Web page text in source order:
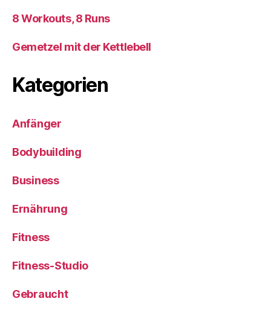
8 Workouts, 8 Runs
Gemetzel mit der Kettlebell
Kategorien
Anfänger
Bodybuilding
Business
Ernährung
Fitness
Fitness-Studio
Gebraucht